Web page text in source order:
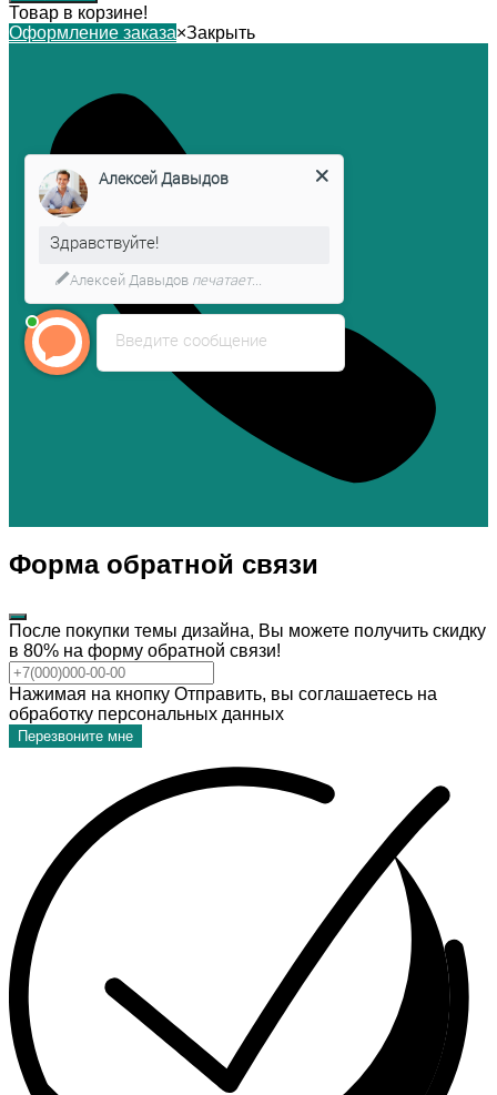
Товар в корзине!
Оформление заказа×Закрыть
Форма обратной связи
После покупки темы дизайна, Вы можете получить скидку
в 80% на форму обратной связи!
Нажимая на кнопку Отправить, вы соглашаетесь на
обработку персональных данных
Перезвоните мне
Введите сообщение
Алексей Давыдов
Здравствуйте!
Алексей Давыдов печатает...